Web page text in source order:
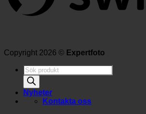
Copyright 2026 © Expertfoto
Produktsökning
Nyheter
Kontakta oss